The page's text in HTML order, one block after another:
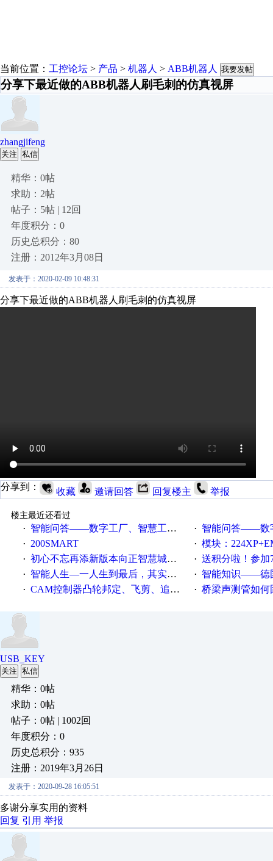
当前位置： 工控论坛 > 产品 > 机器人 > ABB机器人 我要发帖
分享下最近做的ABB机器人刷毛刺的仿真视屏
zhangjifeng
关注 私信
精华：0帖
求助：2帖
帖子：5帖 | 12回
年度积分：0
历史总积分：80
注册：2012年3月08日
发表于：2020-02-09 10:48:31
分享下最近做的ABB机器人刷毛刺的仿真视屏
分享到： 收藏 邀请回答 回复楼主 举报
楼主最近还看过
·
智能问答——数字工厂、智慧工厂和智能制造三者的区别是什么？ · 智能问答——数字化工厂与
· 200SMART · 模块：
· 初心不忘再添新版本向正智慧城市云展厅3.0版亮相 · 送积分啦！参加7月6日
· 智能人生—一人生到最后，其实拼的都是人品 · 智能知识——德国工业崛起
· CAM控制器凸轮邦定、飞剪、追剪等C功能块 · 桥梁声测管如何固
USB_KEY
关注 私信
精华：0帖
求助：0帖
帖子：0帖 | 1002回
年度积分：0
历史总积分：935
注册：2019年3月26日
发表于：2020-09-28 16:05:51
多谢分享实用的资料
回复 引用 举报